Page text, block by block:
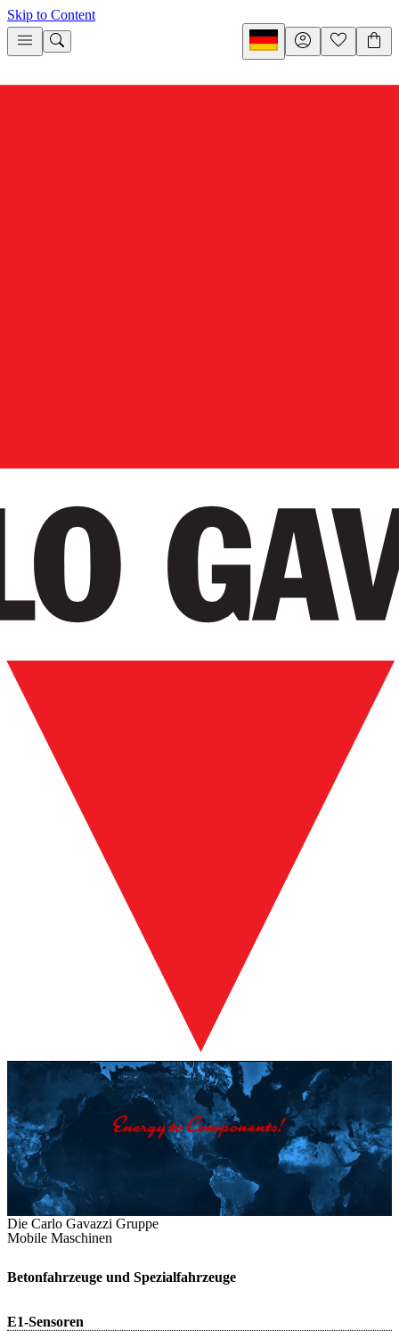
Skip to Content
Die Carlo Gavazzi Gruppe
Mobile Maschinen
Betonfahrzeuge und Spezialfahrzeuge
E1-Sensoren